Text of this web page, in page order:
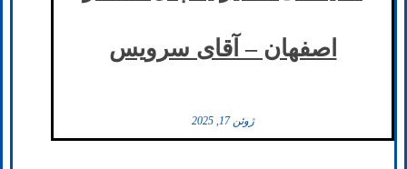
اصفهان – آقای سرویس
ژوئن 17, 2025